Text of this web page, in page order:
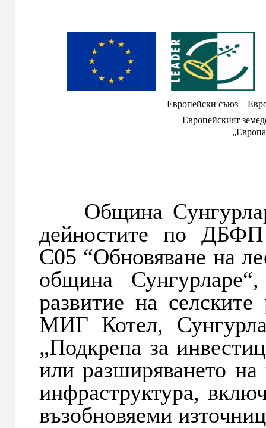
Европейски съюз –
Европейският
Община
дейностите по
C05 “Обновяване на
община
развитие на
МИГ Котел,
„Подкрепа за
или разширяването
инфраструктура,
възобновяеми